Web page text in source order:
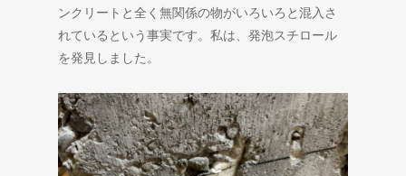
ンクリートと全く無関係の物がいろいろと混入さ
れているという事実です。私は、発泡スチロール
を発見しました。